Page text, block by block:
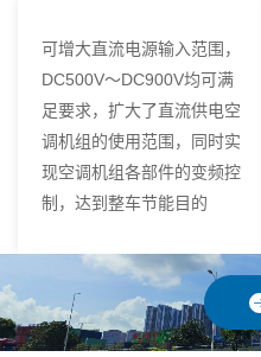
可增大直流电源输入范围，
DC500V～DC900V均可满
足要求，扩大了直流供电空
调机组的使用范围，同时实
现空调机组各部件的变频控
制，达到整车节能目的